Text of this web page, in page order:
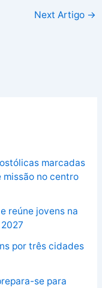
Next Artigo →
marcadas
missão no centro
reúne jovens na
por três cidades
se para